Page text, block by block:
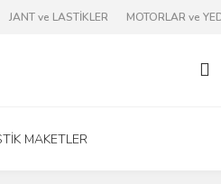
JANT ve LASTİKLER MOTORLAR ve
MAKETLER